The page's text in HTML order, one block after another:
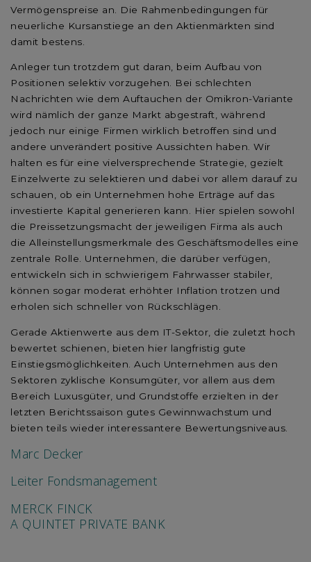
Vermögenspreise an. Die Rahmenbedingungen für
neuerliche Kursanstiege an den Aktienmärkten sind
damit bestens.
Anleger tun trotzdem gut daran, beim Aufbau von
Positionen selektiv vorzugehen. Bei schlechten
Nachrichten wie dem Auftauchen der Omikron-Variante
wird nämlich der ganze Markt abgestraft, während
jedoch nur einige Firmen wirklich betroffen sind und
andere unverändert positive Aussichten haben. Wir
halten es für eine vielversprechende Strategie, gezielt
Einzelwerte zu selektieren und dabei vor allem darauf zu
schauen, ob ein Unternehmen hohe Erträge auf das
investierte Kapital generieren kann. Hier spielen sowohl
die Preissetzungsmacht der jeweiligen Firma als auch
die Alleinstellungsmerkmale des Geschäftsmodelles eine
zentrale Rolle. Unternehmen, die darüber verfügen,
entwickeln sich in schwierigem Fahrwasser stabiler,
können sogar moderat erhöhter Inflation trotzen und
erholen sich schneller von Rückschlägen.
Gerade Aktienwerte aus dem IT-Sektor, die zuletzt hoch
bewertet schienen, bieten hier langfristig gute
Einstiegsmöglichkeiten. Auch Unternehmen aus den
Sektoren zyklische Konsumgüter, vor allem aus dem
Bereich Luxusgüter, und Grundstoffe erzielten in der
letzten Berichtssaison gutes Gewinnwachstum und
bieten teils wieder interessantere Bewertungsniveaus.
Marc Decker
Leiter Fondsmanagement
MERCK FINCK
A QUINTET PRIVATE BANK